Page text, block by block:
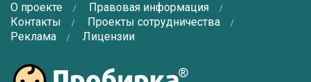
О проекте
Правовая информация
Контакты
Проекты сотрудничества
Реклама
Лицензии